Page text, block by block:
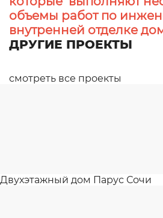
объемы работ по
внутренней отделке
ДРУГИЕ ПРОЕКТЫ
смотреть все проекты
Двухэтажный дом Парус Сочи